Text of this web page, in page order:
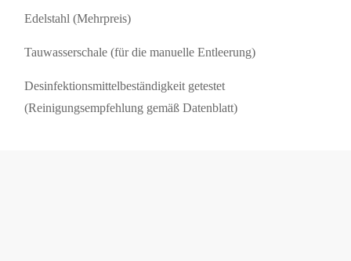
Edelstahl (Mehrpreis)
Tauwasserschale (für die manuelle Entleerung)
Desinfektionsmittelbeständigkeit getestet
(Reinigungsempfehlung gemäß Datenblatt)